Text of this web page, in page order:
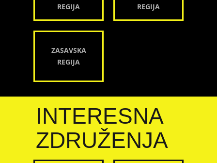
REGIJA
REGIJA
ZASAVSKA
REGIJA
INTERESNA
ZDRUŽENJA